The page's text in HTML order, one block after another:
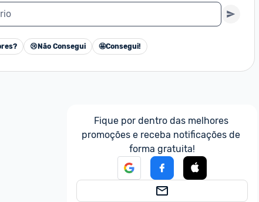
😢 Não Consegui 🤩Consegui!
Fique por dentro das melhores
promoções e receba notificações de
forma gratuita!